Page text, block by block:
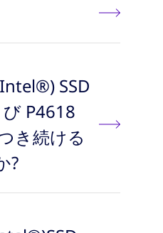
SSD
P4618
き続ける
?